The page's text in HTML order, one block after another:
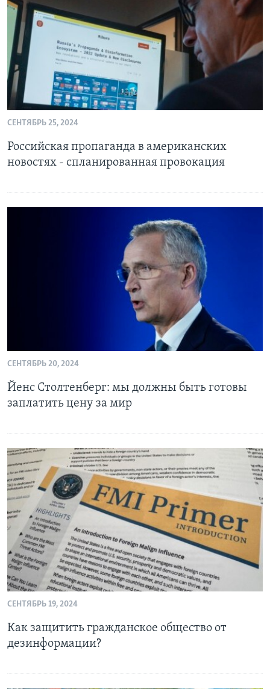
Learning English
СОЦИАЛЬНЫЕ СЕТИ
Языки
СЕНТЯБРЬ 25, 2024
Российская пропаганда в американских
новостях - спланированная провокация
СЕНТЯБРЬ 20, 2024
Йенс Столтенберг: мы должны быть готовы
заплатить цену за мир
СЕНТЯБРЬ 19, 2024
Как защитить гражданское общество от
дезинформации?